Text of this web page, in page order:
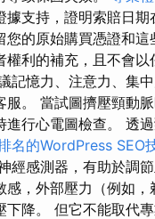
支持，證明索賠日期
的原始購買憑證和這
利的補充，且不會
記憶力、注意力、集
服。 當試圖擠壓頸動
進行心電圖檢查。 透
名的WordPress SEO
經感測器，有助於調節
感，外部壓力（例如
下降。 但它不能取代